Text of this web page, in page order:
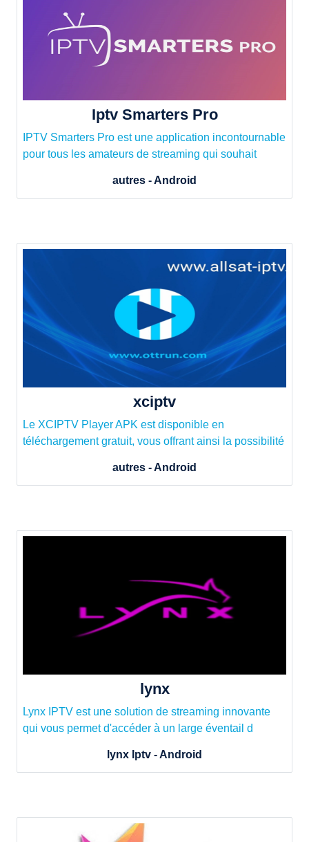
Iptv Smarters Pro
IPTV Smarters Pro est une application incontournable
pour tous les amateurs de streaming qui souhait
autres - Android
xciptv
Le XCIPTV Player APK est disponible en
téléchargement gratuit, vous offrant ainsi la possibilité
autres - Android
lynx
Lynx IPTV est une solution de streaming innovante
qui vous permet d'accéder à un large éventail d
lynx Iptv - Android